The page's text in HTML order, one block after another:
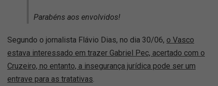
Parabéns aos envolvidos!
Segundo o jornalista Flávio Dias, no dia 30/06, o Vasco
estava interessado em trazer Gabriel Pec, acertado com o
Cruzeiro, no entanto, a insegurança jurídica pode ser um
entrave para as tratativas.